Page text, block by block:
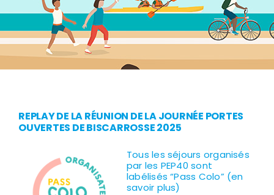
CLASSES DÉCOUVERTES / GROUPES
EDUCATION JEUNESSE
MÉDICO-SOCIAL ET SAPADHE
REPLAY DE LA RÉUNION DE LA JOURNÉE PORTES
OUVERTES DE BISCARROSSE 2025
Tous les séjours organisés
par les PEP40 sont
labélisés “Pass Colo” (en
savoir plus)